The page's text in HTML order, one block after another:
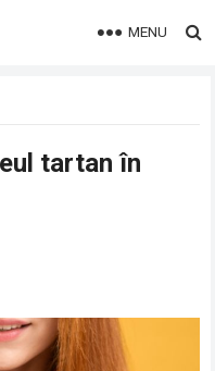
MENU
tartan în